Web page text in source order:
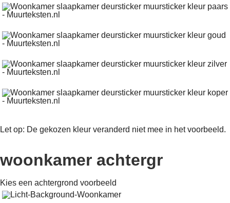
Let op: De gekozen kleur veranderd niet mee in het voorbeeld.
woonkamer achtergr
Kies een achtergrond voorbeeld